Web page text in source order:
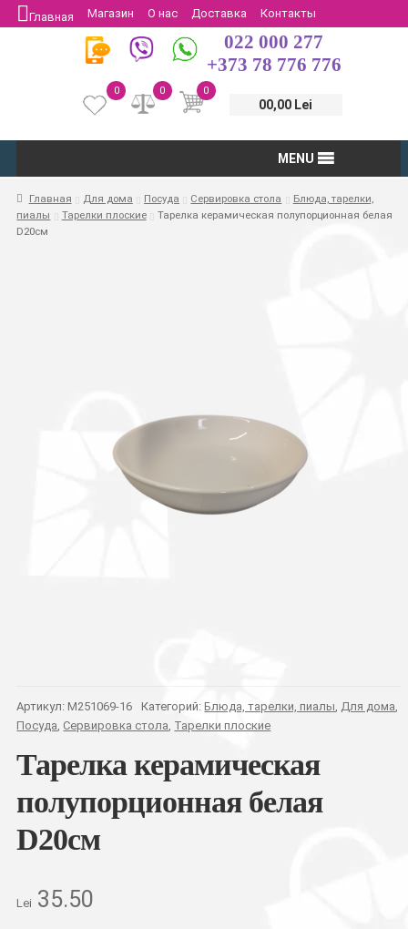
Главная Магазин О нас Доставка
Контакты
Защита потребителей
Возврат
022 000 277
+373 78 776 776
0
00,00 Lei
0
0
MENU
Главная Для дома Посуда Сервировка стола
Блюда, тарелки,
пиалы
Тарелки плоские
Тарелка керамическая полупорционная белая
D20см
Артикул: M251069-16 Категорий:Блюда, тарелки, пиалы, Для дома,
Посуда, Сервировка стола, Тарелки плоские
Тарелка керамическая
полупорционная белая
D20см
Lei 35.50